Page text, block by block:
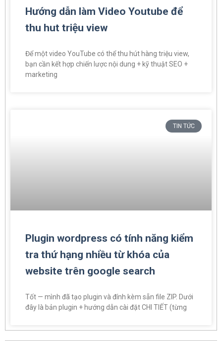
Hướng dẫn làm Video Youtube để
thu hut triệu view
Để một video YouTube có thể thu hút hàng triệu view,
bạn cần kết hợp chiến lược nội dung + kỹ thuật SEO +
marketing
TIN TỨC
Plugin wordpress có tính năng kiểm
tra thứ hạng nhiều từ khóa của
website trên google search
Tốt — mình đã tạo plugin và đính kèm sẵn file ZIP. Dưới
đây là bản plugin + hướng dẫn cài đặt CHI TIẾT (từng